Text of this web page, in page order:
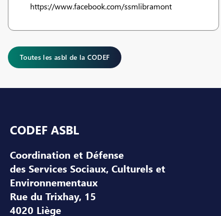
https://www.facebook.com/ssmlibramont
Toutes les asbl de la CODEF
CODEF ASBL
Coordination et Défense
des Services Sociaux, Culturels et
Environnementaux
Rue du Trixhay, 15
4020 Liège